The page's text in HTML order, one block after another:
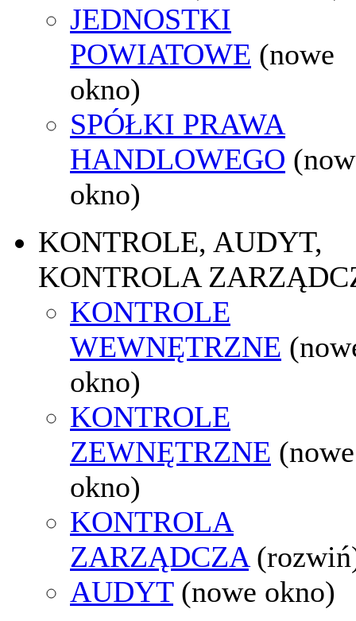
JEDNOSTKI
POWIATOWE (nowe
okno)
SPÓŁKI PRAWA
HANDLOWEGO
okno)
KONTROLE, AUDYT,
KONTROLA
KONTROLE
WEWNĘTRZNE
okno)
KONTROLE
ZEWNĘTRZNE (nowe
okno)
KONTROLA
ZARZĄDCZA
AUDYT (nowe okno)